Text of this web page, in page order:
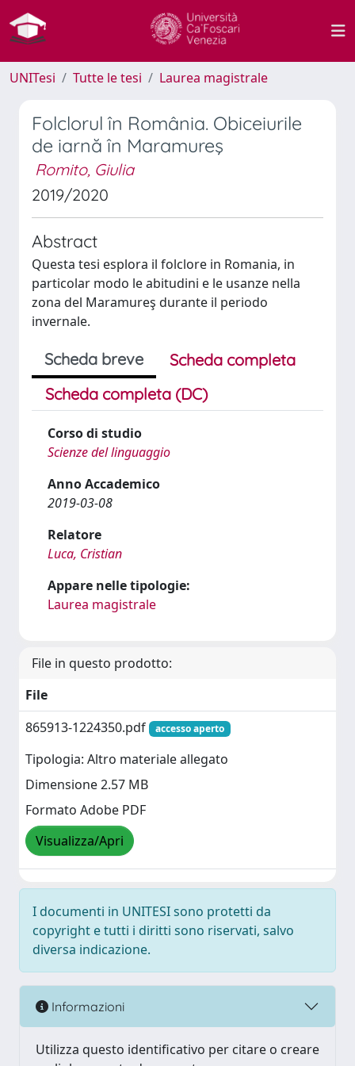
UNITesi Tutte le tesi Laurea magistrale
Folclorul în România. Obiceiurile
de iarnă în Maramureş
Romito, Giulia
2019/2020
Abstract
Questa tesi esplora il folclore in Romania, in
particolar modo le abitudini e le usanze nella
zona del Maramureş durante il periodo
invernale.
Scheda breve
Scheda completa
Scheda completa (DC)
Corso di studio
Scienze del linguaggio
Anno Accademico
2019-03-08
Relatore
Luca, Cristian
Appare nelle tipologie:
Laurea magistrale
File in questo prodotto:
File
865913-1224350.pdf
accesso aperto
Tipologia: Altro materiale allegato
Dimensione 2.57 MB
Formato Adobe PDF
Visualizza/Apri
I documenti in UNITESI sono protetti da
copyright e tutti i diritti sono riservati, salvo
diversa indicazione.
Informazioni
Utilizza questo identificativo per citare o creare